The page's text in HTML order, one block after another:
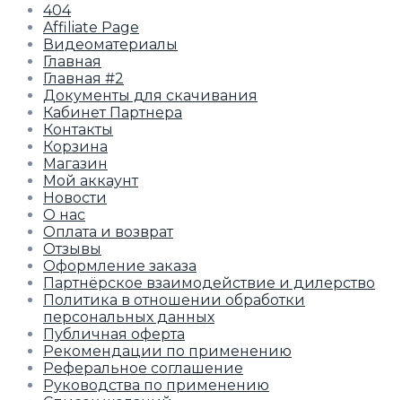
404
Affiliate Page
Видеоматериалы
Главная
Главная #2
Документы для скачивания
Кабинет Партнера
Контакты
Корзина
Магазин
Мой аккаунт
Новости
О нас
Оплата и возврат
Отзывы
Оформление заказа
Партнёрское взаимодействие и дилерство
Политика в отношении обработки
персональных данных
Публичная оферта
Рекомендации по применению
Реферальное соглашение
Руководства по применению